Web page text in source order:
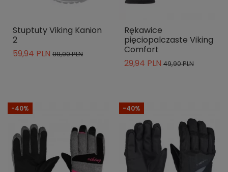
Stuptuty Viking Kanion
2
59,94 PLN 99,90 PLN
Rękawice
pięciopalczaste Viking
Comfort
29,94 PLN 49,90 PLN
-40% -40%